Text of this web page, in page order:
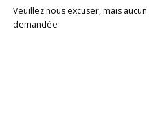
Veuillez nous excuser, mais
demandée